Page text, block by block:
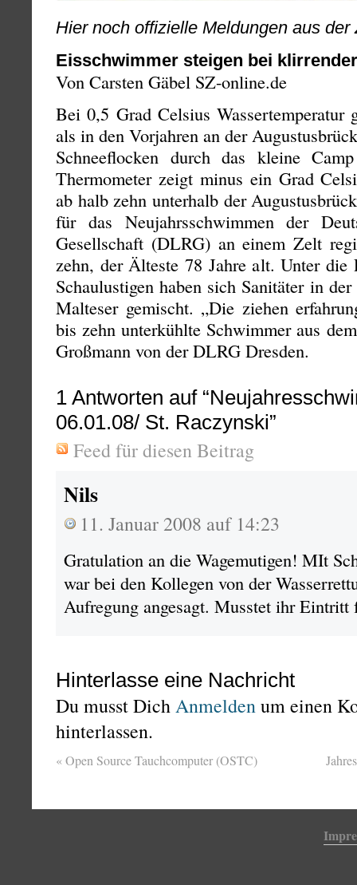
Hier noch offizielle Meldungen aus der
Eisschwimmer steigen bei
Von Carsten Gäbel SZ-online.de
Bei 0,5 Grad Celsius Wassertemperatur
als in den Vorjahren an der
Schneeflocken durch das kleine
Thermometer zeigt minus ein Grad
ab halb zehn unterhalb der
für das Neujahrsschwimmen der
Gesellschaft (DLRG) an einem Zelt
zehn, der Älteste 78 Jahre alt. Unter die
Schaulustigen haben sich Sanitäter in
Malteser gemischt. „Die ziehen
bis zehn unterkühlte Schwimmer aus
Großmann von der DLRG Dresden.
1 Antworten auf
06.01.08/ St. Raczynski”
Feed für diesen Beitrag
Nils
11. Januar 2008 auf 14:23
Gratulation an die Wagemutigen! MIt
war bei den Kollegen von der
Aufregung angesagt. Musstet ihr Eintritt
Hinterlasse eine Nachricht
Du musst DichAnmeldenum einen
hinterlassen.
«Open Source Tauchcomputer (OSTC)